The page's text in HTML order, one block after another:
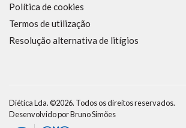
Política de cookies
Termos de utilização
Resolução alternativa de litígios
Diética Lda. ©2026. Todos os direitos reservados.
Desenvolvido porBruno Simões